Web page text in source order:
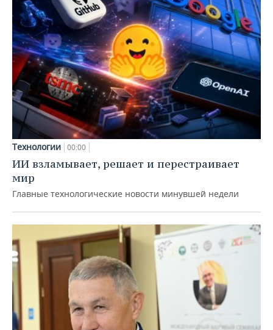
Технологии 00:00
ИИ взламывает, решает и перестраивает
мир
Главные технологические новости минувшей недели